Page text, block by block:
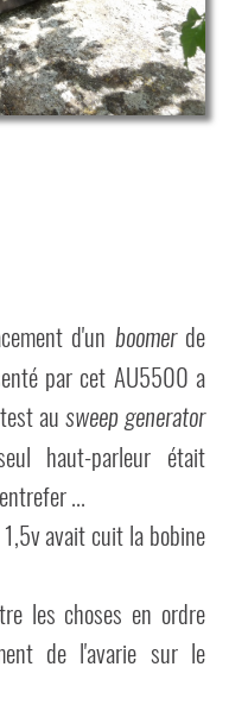
d'un boomer de
par cet AU5500 a
au sweep generator
haut-parleur était
...
avait cuit la bobine
les choses en ordre
de l'avarie sur le